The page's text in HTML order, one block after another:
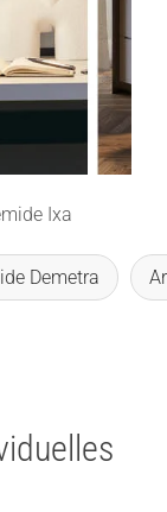
Ixa
Demetra